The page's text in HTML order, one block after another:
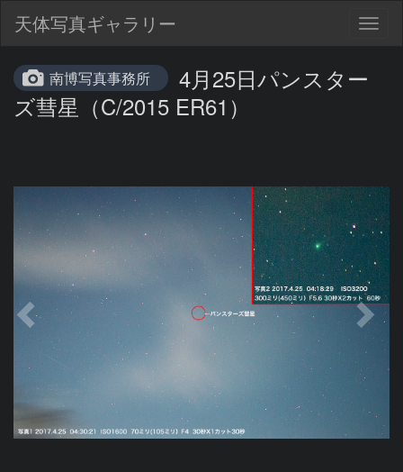
天体写真ギャラリー
南博写真事務所
4月25日パンスター
ズ彗星（C/2015 ER61）